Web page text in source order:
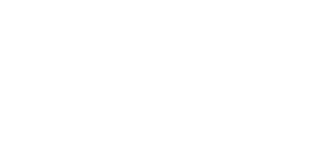
제3항 및 제35조 제1항에 의거하여 2022